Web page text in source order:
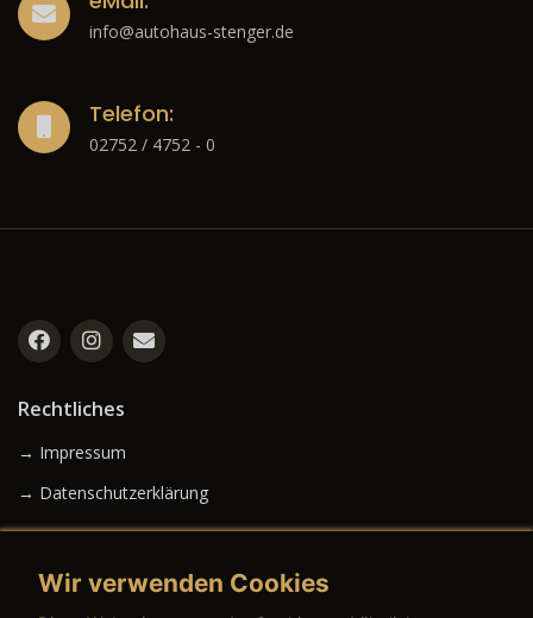
info@autohaus-stenger.de
Telefon:
02752 / 4752 - 0
Rechtliches
→ Impressum
→ Datenschutzerklärung
Wir verwenden Cookies